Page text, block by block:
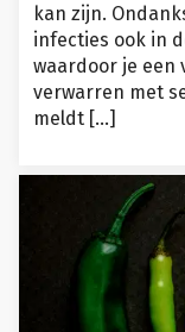
kan zijn.
infecties ook in
waardoor je een
verwarren met
meldt […]